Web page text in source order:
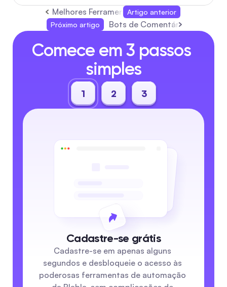
Melhores Ferramentas para Engajamento
Artigo anterior
Próximo artigo
Bots de Comentários no
Comece em 3 passos
simples
1 2 3
Cadastre-se grátis
Cadastre-se em apenas alguns
segundos e desbloqueie o acesso às
poderosas ferramentas de automação